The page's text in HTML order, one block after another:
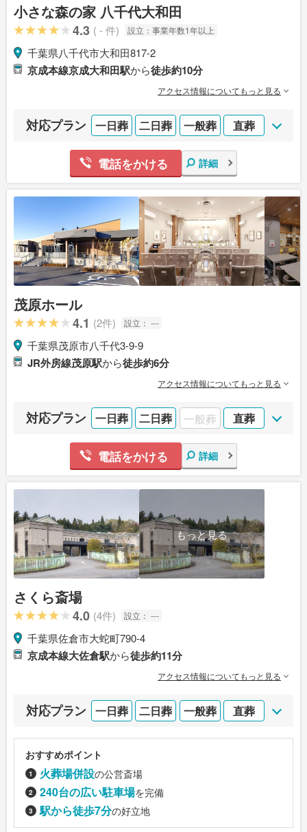
小さな森の家 八千代大和田
4.3 ( - 件) 設立： 事業年数1年以上
千葉県八千代市大和田817-2
京成本線京成大和田駅から徒歩約10分
アクセス情報についてもっと見る
対応プラン 一日葬 二日葬 一般葬 直葬
電話をかける 詳細
茂原ホール
4.1 (2件) 設立： ---
千葉県茂原市八千代3-9-9
JR外房線茂原駅から徒歩約6分
アクセス情報についてもっと見る
対応プラン 一日葬 二日葬 一般葬 直葬
電話をかける 詳細
もっと見る
さくら斎場
4.0 (4件) 設立： ---
千葉県佐倉市大蛇町790-4
京成本線大佐倉駅から徒歩約11分
アクセス情報についてもっと見る
対応プラン 一日葬 二日葬 一般葬 直葬
おすすめポイント
火葬場併設の公営斎場
240台の広い駐車場を完備
駅から徒歩7分の好立地